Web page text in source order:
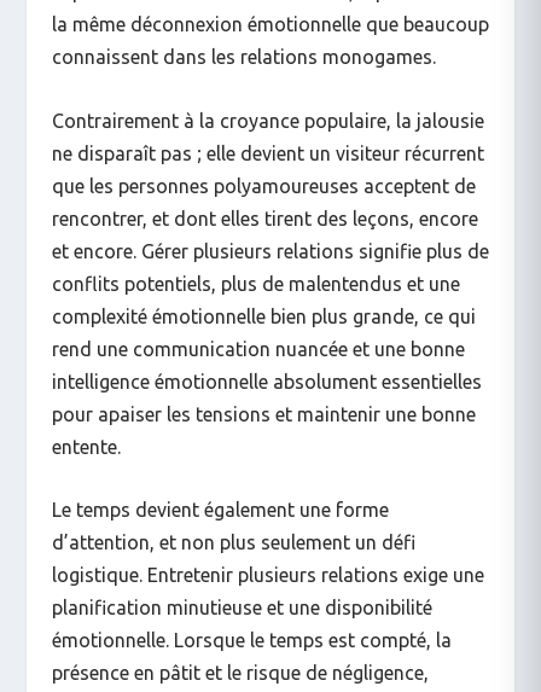
la même déconnexion émotionnelle que beaucoup
connaissent dans les relations monogames.
Contrairement à la croyance populaire, la jalousie
ne disparaît pas ; elle devient un visiteur récurrent
que les personnes polyamoureuses acceptent de
rencontrer, et dont elles tirent des leçons, encore
et encore. Gérer plusieurs relations signifie plus de
conflits potentiels, plus de malentendus et une
complexité émotionnelle bien plus grande, ce qui
rend une communication nuancée et une bonne
intelligence émotionnelle absolument essentielles
pour apaiser les tensions et maintenir une bonne
entente.
Le temps devient également une forme
d’attention, et non plus seulement un défi
logistique. Entretenir plusieurs relations exige une
planification minutieuse et une disponibilité
émotionnelle. Lorsque le temps est compté, la
présence en pâtit et le risque de négligence,